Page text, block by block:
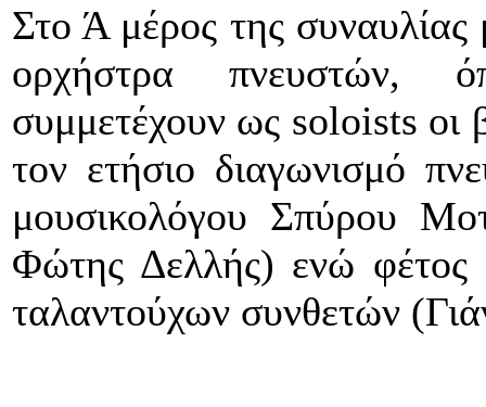
Στο Ά μέρος της
ορχήστρα πνευστών,
συμμετέχουν ως soloists οι
τον ετήσιο διαγωνισμό
μουσικολόγου Σπύρου
Φώτης Δελλής) ενώ φέτος
ταλαντούχων συνθετών